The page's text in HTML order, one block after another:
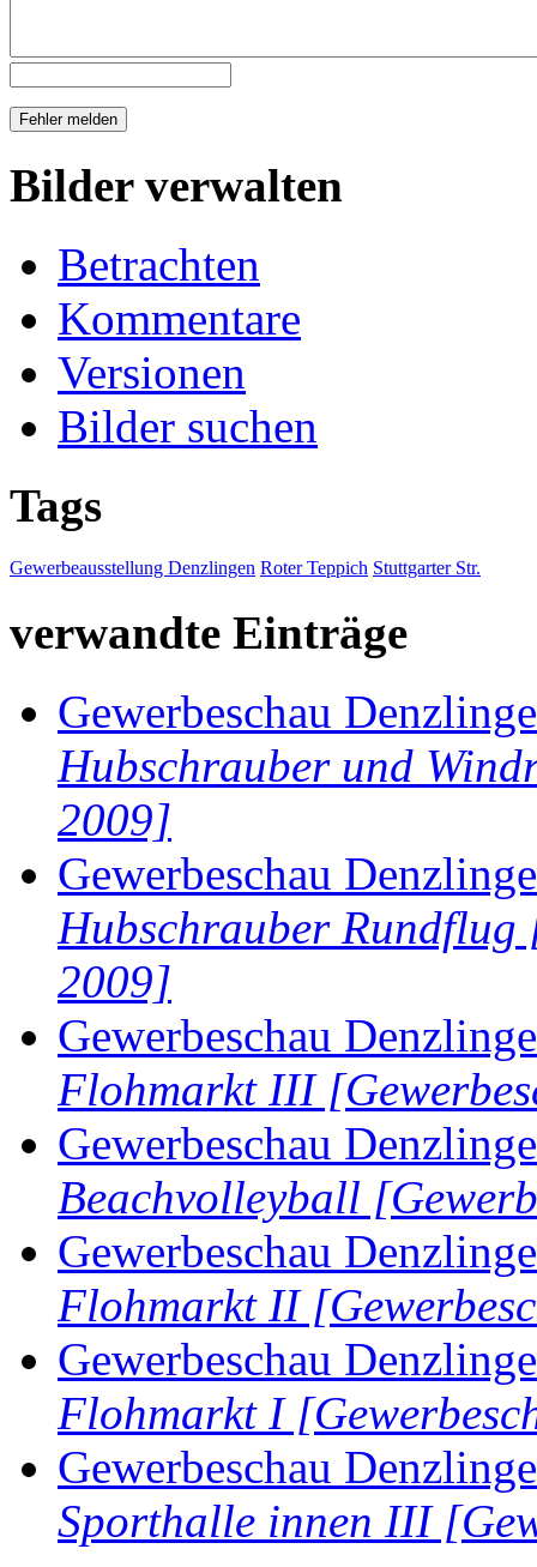
Bilder verwalten
Betrachten
Kommentare
Versionen
Bilder suchen
Tags
Gewerbeausstellung Denzlingen Roter Teppich Stuttgarter Str.
verwandte Einträge
Gewerbeschau
Hubschrauber und
2009]
Gewerbeschau
Hubschrauber Rundflug
2009]
Gewerbeschau
Flohmarkt III
Gewerbeschau
Beachvolleyball
Gewerbeschau
Flohmarkt II
Gewerbeschau
Flohmarkt I
Gewerbeschau
Sporthalle innen III